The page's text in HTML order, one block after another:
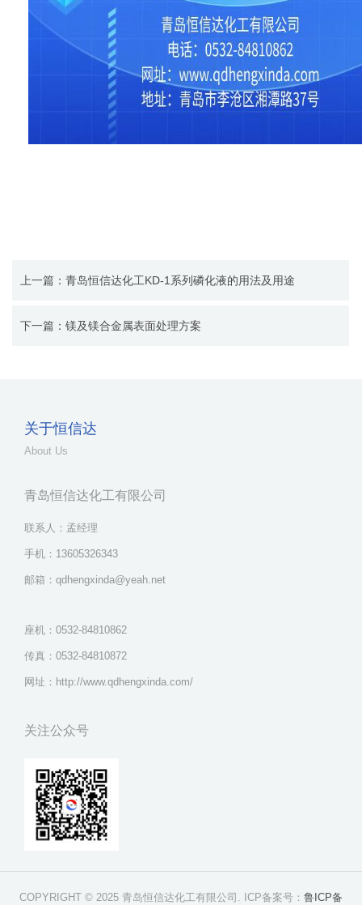
上一篇：青岛恒信达化工KD-1系列磷化液的用法及用途
下一篇：镁及镁合金属表面处理方案
关于恒信达
About Us
青岛恒信达化工有限公司
联系人：孟经理
手机：13605326343
邮箱：qdhengxinda@yeah.net
座机：0532-84810862
传真：0532-84810872
网址：http://www.qdhengxinda.com/
关注公众号
COPYRIGHT © 2025 青岛恒信达化工有限公司. ICP备案号： 鲁ICP备